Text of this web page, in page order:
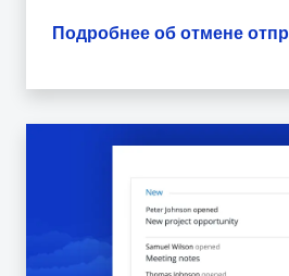
Подробнее об отмене